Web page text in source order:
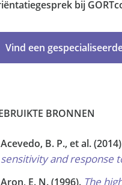
bij
Vind een
BRONNEN
Acevedo, B. P., et al.
sensitivity and response
Aron, E. N. (1996). The